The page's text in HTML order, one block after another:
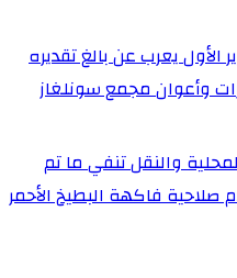
الأول يعرب عن بالغ تقديره
وأعوان مجمع سونلغاز
والنقل تنفي ما تم
فاكهة البطيخ الأحمر